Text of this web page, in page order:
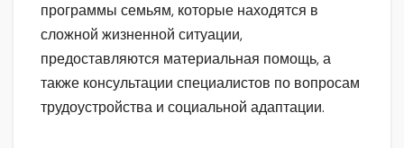
программы семьям, которые находятся в
сложной жизненной ситуации,
предоставляются материальная помощь, а
также консультации специалистов по вопросам
трудоустройства и социальной адаптации.